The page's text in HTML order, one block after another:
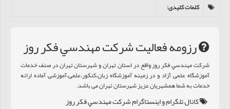
کلمات کلیدی:
رزومه فعالیت شرکت مهندسي فکر روز
شرکت مهندسي فکر روز واقع در استان تهران و شهرستان تهران در صنف خدمات
آموزشگاه علمی آزاد و در زمینه آموزشگاه زبان،کنکور،علمی،آموزشی آماده ارائه
خدمات به شما همشهریان عزیز شهرستان تهران می باشد.
کانال تلگرام و اینستاگرام شرکت مهندسي فکر روز